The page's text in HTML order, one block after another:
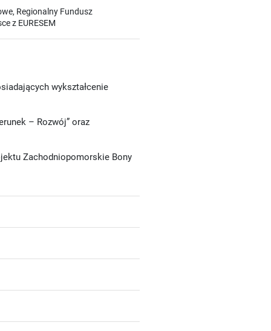
Regionalny Fundusz
z EURESEM
wykształcenie
– Rozwój” oraz
Zachodniopomorskie Bony